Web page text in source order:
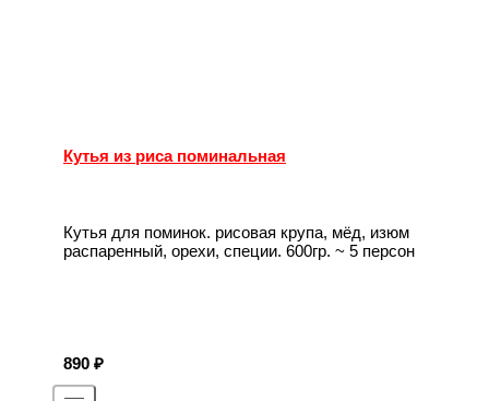
Кутья из риса поминальная
Кутья для поминок. рисовая крупа, мёд, изюм
распаренный, орехи, специи. 600гр. ~ 5 персон
890